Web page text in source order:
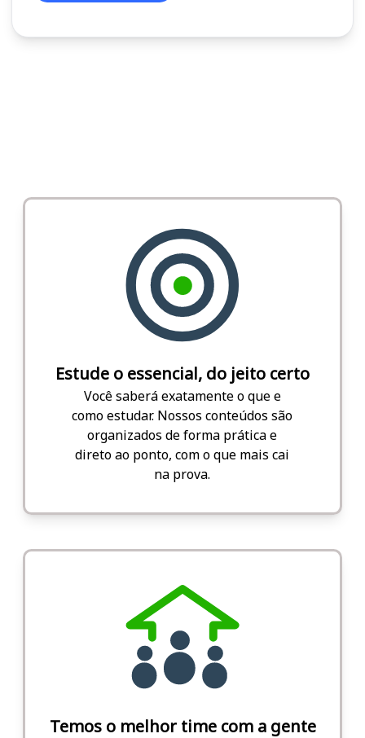
Estude o essencial, do jeito certo
Você saberá exatamente o que e
como estudar. Nossos conteúdos são
organizados de forma prática e
direto ao ponto, com o que mais cai
na prova.
Temos o melhor time com a gente